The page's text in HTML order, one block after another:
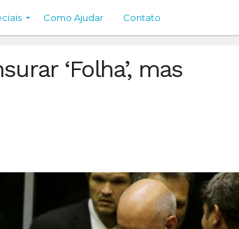
Como Ajudar Contato
‘Folha’, mas